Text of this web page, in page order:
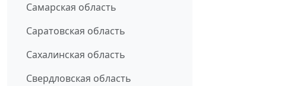
Самарская область
Саратовская область
Сахалинская область
Свердловская область